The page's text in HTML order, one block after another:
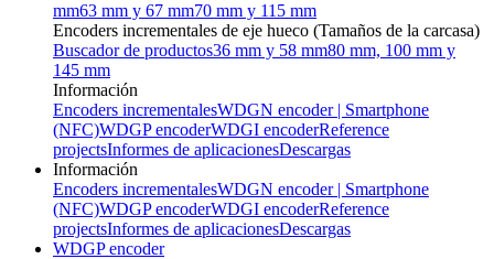
mm63 mm y 67 mm70 mm y 115 mm
Encoders incrementales de eje hueco (Tamaños de la carcasa)
Buscador de productos36 mm y 58 mm80 mm, 100 mm y
145 mm
Información
Encoders incrementalesWDGN encoder | Smartphone
(NFC)WDGP encoderWDGI encoderReference
projectsInformes de aplicacionesDescargas
Información
Encoders incrementalesWDGN encoder | Smartphone
(NFC)WDGP encoderWDGI encoderReference
projectsInformes de aplicacionesDescargas
WDGP encoder